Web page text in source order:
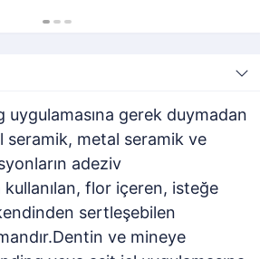
uygulamasına gerek duymadan
seramik, metal seramik ve
adeziv
flor içeren, isteğe
sertleşebilen
ve mineye